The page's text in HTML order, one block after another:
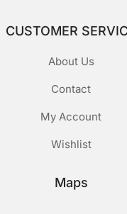
CUSTOMER
About Us
Contact
My Account
Wishlist
Maps